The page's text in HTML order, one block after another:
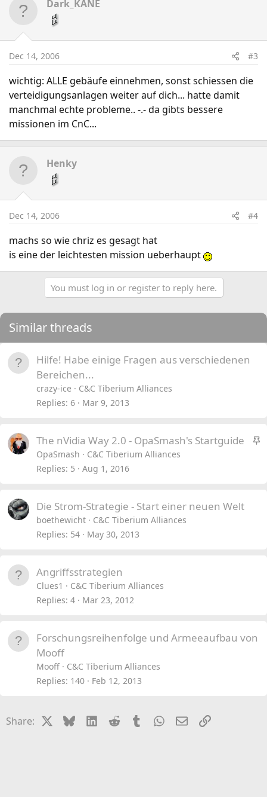
Dark_KANE
Dec 14, 2006 #3
wichtig: ALLE gebäufe einnehmen, sonst schiessen die
verteidigungsanlagen weiter auf dich... hatte damit
manchmal echte probleme.. -.- da gibts bessere
missionen im CnC...
Henky
Dec 14, 2006 #4
machs so wie chriz es gesagt hat
is eine der leichtesten mission ueberhaupt
You must log in or register to reply here.
Similar threads
Hilfe! Habe einige Fragen aus verschiedenen
Bereichen...
crazy-ice
C&C Tiberium Alliances
Replies 6 Mar 9, 2013
S
The nVidia Way 2.0 - OpaSmash's Startguide
OpaSmash
C&C Tiberium Alliances
Replies 5 Aug 1, 2016
Die Strom-Strategie - Start einer neuen Welt
boethewicht
C&C Tiberium Alliances
Replies 54 May 30, 2013
Angriffsstrategien
Clues1
C&C Tiberium Alliances
Replies 4 Mar 23, 2012
Forschungsreihenfolge und Armeeaufbau von
Mooff
Mooff
C&C Tiberium Alliances
Replies 140 Feb 12, 2013
Share: BlueskyLinkedIn
Reddit TumblrWhatsApp
EmailLink